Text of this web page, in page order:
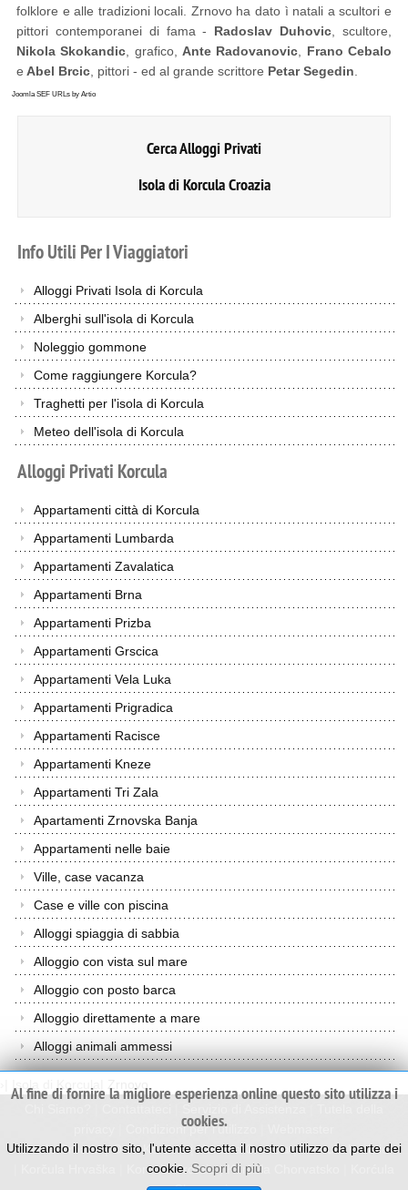
folklore e alle tradizioni locali. Zrnovo ha dato ì natali a scultori e
pittori contemporanei di fama - Radoslav Duhovic, scultore,
Nikola Skokandic, grafico,Ante Radovanovic, Frano Cebalo
e Abel Brcic, pittori - ed al grande scrittore Petar Segedin.
Joomla SEF URLs by Artio
Cerca Alloggi Privati
Isola di Korcula Croazia
InfoUtili PerIViaggiatori
Alloggi Privati Isola di Korcula
Alberghi sull'isola di Korcula
Noleggio gommone
Come raggiungere Korcula?
Traghetti per l'isola di Korcula
Meteo dell'isola di Korcula
Alloggi Privati Korcula
Appartamenti città di Korcula
Appartamenti Lumbarda
Appartamenti Zavalatica
Appartamenti Brna
Appartamenti Prizba
Appartamenti Grscica
Appartamenti Vela Luka
Appartamenti Prigradica
Appartamenti Racisce
Appartamenti Kneze
Appartamenti Tri Zala
Apartamenti Zrnovska Banja
Appartamenti nelle baie
Ville, case vacanza
Case e ville con piscina
Alloggi spiaggia di sabbia
Alloggio con vista sul mare
Alloggio con posto barca
Alloggio direttamente a mare
Alloggi animali ammessi
Isola di Korcula Zrnovo
Al fine di fornire la migliore esperienza online questo sito utilizza i
cookies.
Utilizzando il nostro sito, l'utente accetta il nostro utilizzo da parte dei
cookie. Scopri di più
Condizioni per l'utilizzo
Korcula Croatia|Otok Korčula|Korcula Croazia |Korcula Kroatien
Korcula Croatie| Korčula Chorvatsko